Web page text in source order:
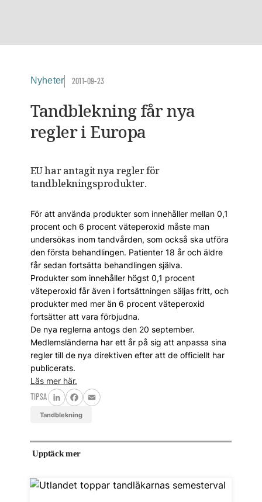
Nyheter 2011-09-23
Tandblekning får nya
regler i Europa
EU har antagit nya regler för
tandblekningsprodukter.
För att använda produkter som innehåller mellan 0,1
procent och 6 procent väteperoxid måste man
undersökas inom tandvården, som också ska utföra
den första behandlingen. Patienter 18 år och äldre
får sedan fortsätta behandlingen själva.
Produkter som innehåller högst 0,1 procent
väteperoxid får även i fortsättningen säljas fritt, och
produkter med mer än 6 procent väteperoxid
fortsätter att vara förbjudna.
De nya reglerna antogs den 20 september.
Medlemsländerna har ett år på sig att anpassa sina
regler till de nya direktiven efter att de officiellt har
publicerats.
Läs mer här.
TIPSA
LinkedInFacebook
Email
tandblekning
Upptäck mer